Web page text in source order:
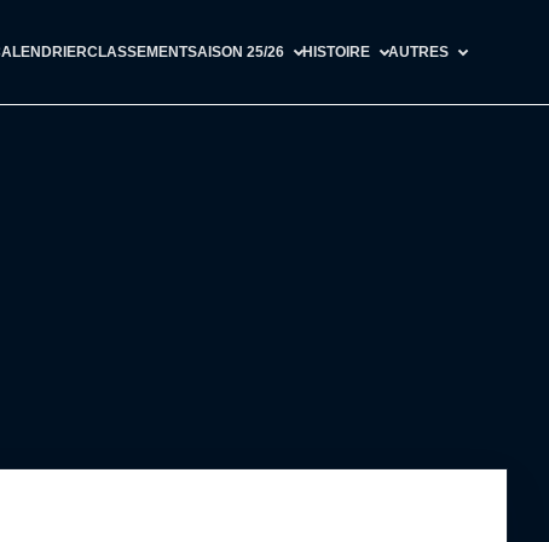
CLASSEMENTSAISON 25/26 HISTOIRE AUTRES